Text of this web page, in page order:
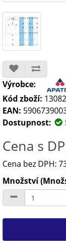
Výrobce:
Kód zboží: 13082
EAN:
Dostupnost:
Cena s
Cena bez DPH:
Množství